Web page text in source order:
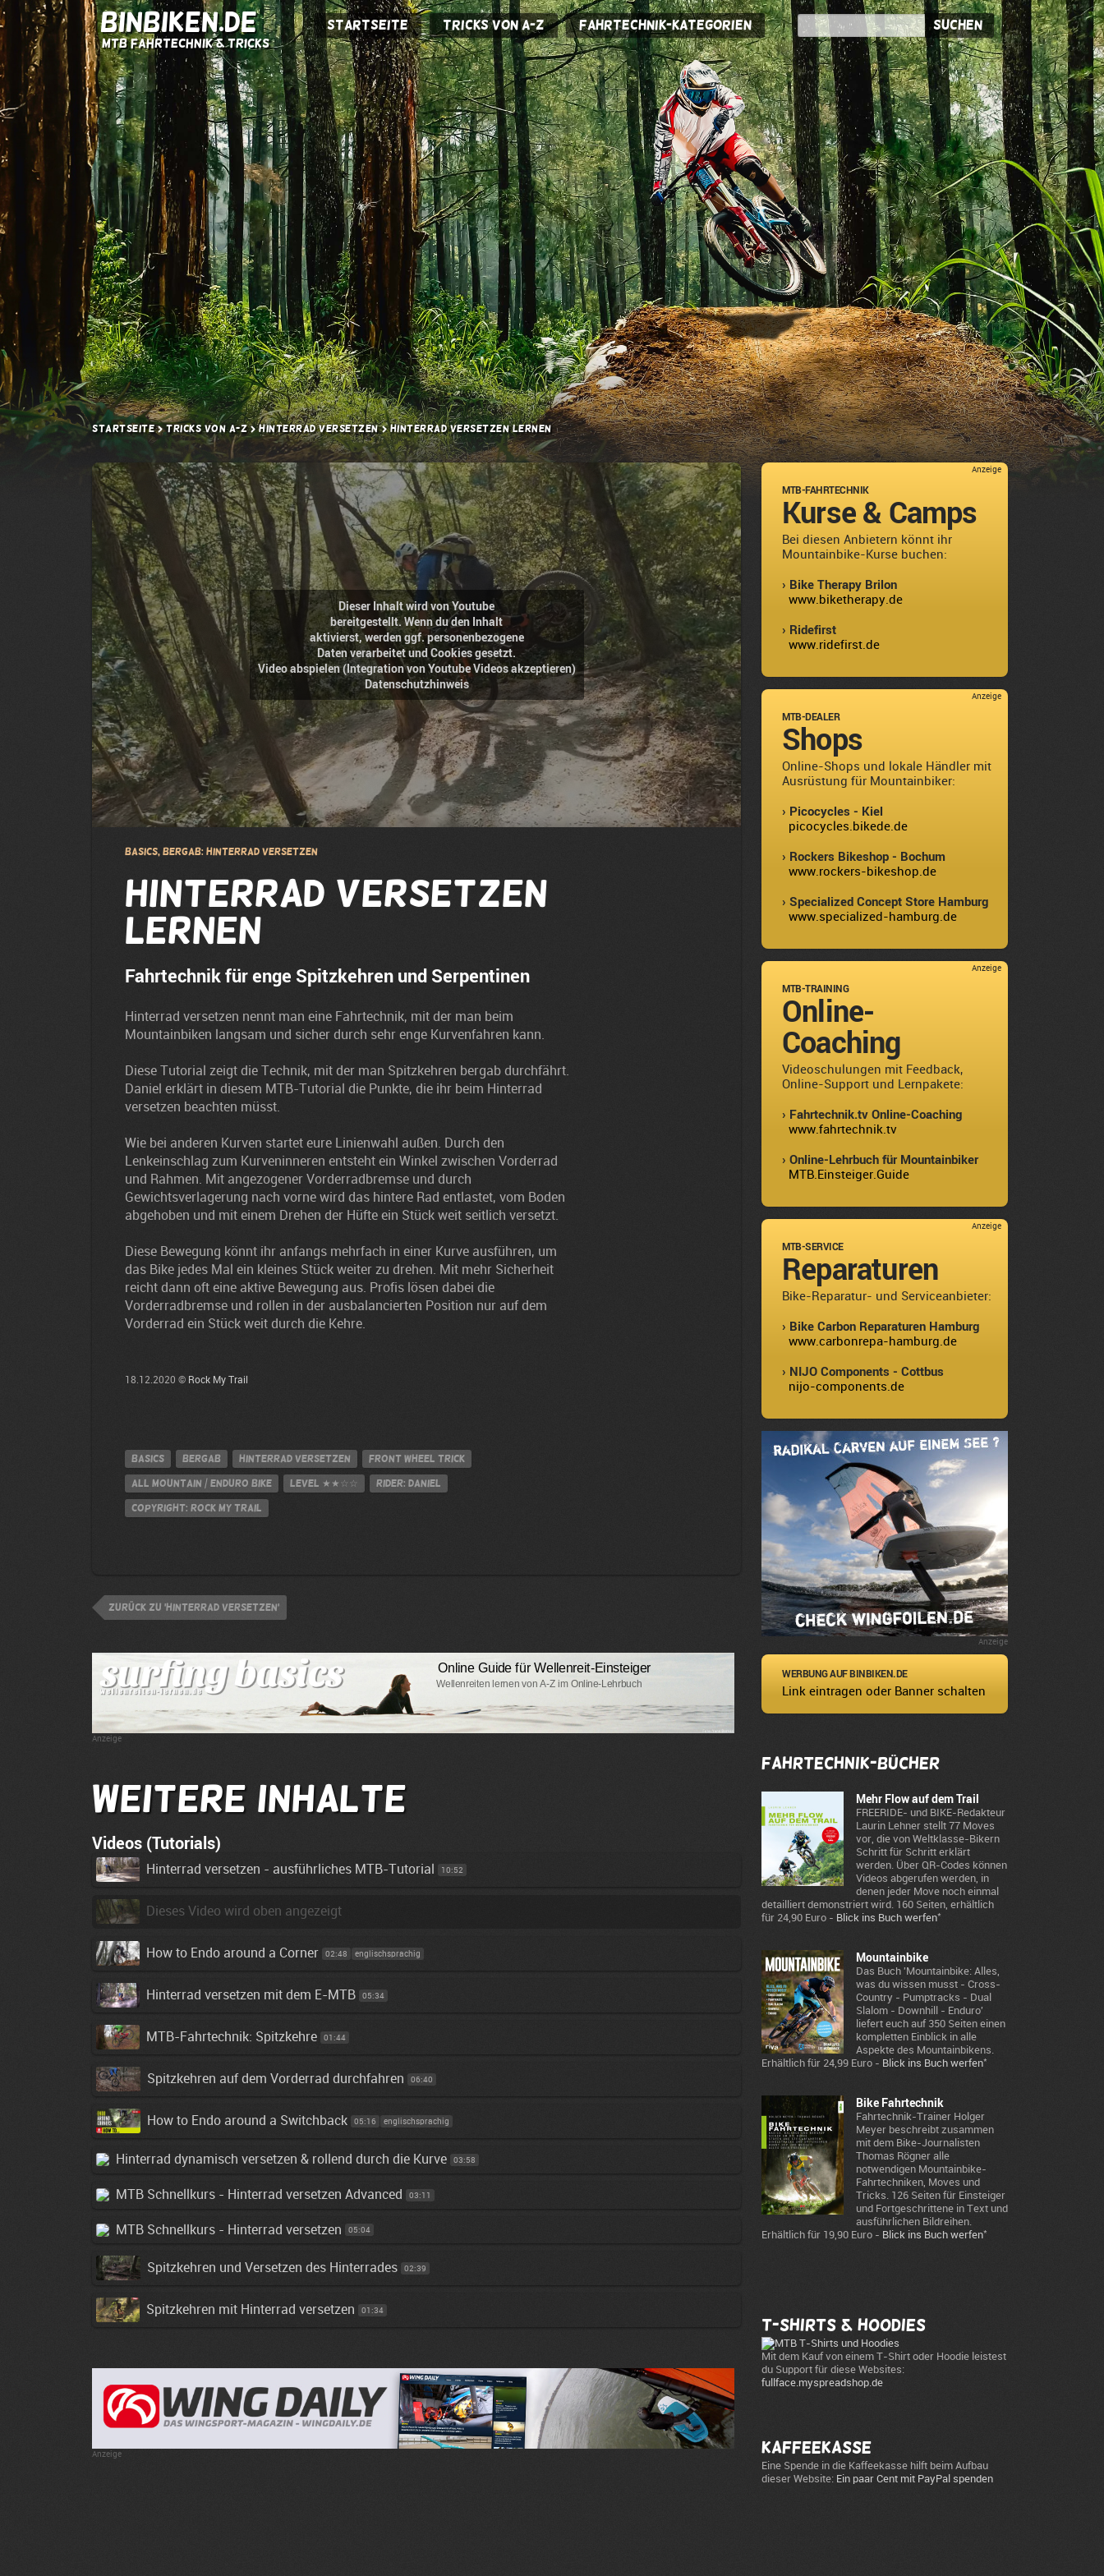
BINBIKEN.DE
MTB Fahrtechnik & Tricks
Startseite Tricks von A-Z Fahrtechnik-Kategorien Suchen
Startseite Tricks von A-Z Hinterrad versetzen Hinterrad versetzen lernen
Dieser Inhalt wird von Youtube
bereitgestellt. Wenn du den Inhalt
aktivierst, werden ggf. personenbezogene
Daten verarbeitet und Cookies gesetzt.
Video abspielen (Integration von Youtube Videos akzeptieren)
Datenschutzhinweis
Basics, Bergab: Hinterrad versetzen
Hinterrad versetzen
lernen
Fahrtechnik für enge Spitzkehren und Serpentinen
Hinterrad versetzen nennt man eine Fahrtechnik, mit der man beim
Mountainbiken langsam und sicher durch sehr enge Kurvenfahren kann.
Diese Tutorial zeigt die Technik, mit der man Spitzkehren bergab durchfährt.
Daniel erklärt in diesem MTB-Tutorial die Punkte, die ihr beim Hinterrad
versetzen beachten müsst.
Wie bei anderen Kurven startet eure Linienwahl außen. Durch den
Lenkeinschlag zum Kurveninneren entsteht ein Winkel zwischen Vorderrad
und Rahmen. Mit angezogener Vorderradbremse und durch
Gewichtsverlagerung nach vorne wird das hintere Rad entlastet, vom Boden
abgehoben und mit einem Drehen der Hüfte ein Stück weit seitlich versetzt.
Diese Bewegung könnt ihr anfangs mehrfach in einer Kurve ausführen, um
das Bike jedes Mal ein kleines Stück weiter zu drehen. Mit mehr Sicherheit
reicht dann oft eine aktive Bewegung aus. Profis lösen dabei die
Vorderradbremse und rollen in der ausbalancierten Position nur auf dem
Vorderrad ein Stück weit durch die Kehre.
18.12.2020 © Rock My Trail
Basics Bergab Hinterrad versetzen front wheel trick
All Mountain / Enduro Bike Level ★★☆☆ Rider: Daniel
Copyright: Rock My Trail
zurück zu 'Hinterrad versetzen'
Anzeige
Weitere Inhalte
Videos (Tutorials)
Hinterrad versetzen - ausführliches MTB-Tutorial 10:52
Dieses Video wird oben angezeigt
How to Endo around a Corner 02:48 englischsprachig
Hinterrad versetzen mit dem E-MTB 05:34
MTB-Fahrtechnik: Spitzkehre 01:44
Spitzkehren auf dem Vorderrad durchfahren 06:40
How to Endo around a Switchback 05:16 englischsprachig
Hinterrad dynamisch versetzen & rollend durch die Kurve 03:58
MTB Schnellkurs - Hinterrad versetzen Advanced 03:11
MTB Schnellkurs - Hinterrad versetzen 05:04
Spitzkehren und Versetzen des Hinterrades 02:39
Spitzkehren mit Hinterrad versetzen 01:34
Anzeige
Anzeige
MTB-FAHRTECHNIK
Kurse & Camps
Bei diesen Anbietern könnt ihr
Mountainbike-Kurse buchen:
› Bike Therapy Brilon
www.biketherapy.de
› Ridefirst
www.ridefirst.de
Anzeige
MTB-DEALER
Shops
Online-Shops und lokale Händler mit
Ausrüstung für Mountainbiker:
› Picocycles - Kiel
picocycles.bikede.de
› Rockers Bikeshop - Bochum
www.rockers-bikeshop.de
› Specialized Concept Store Hamburg
www.specialized-hamburg.de
Anzeige
MTB-TRAINING
Online-
Coaching
Videoschulungen mit Feedback,
Online-Support und Lernpakete:
› Fahrtechnik.tv Online-Coaching
www.fahrtechnik.tv
› Online-Lehrbuch für Mountainbiker
MTB.Einsteiger.Guide
Anzeige
MTB-SERVICE
Reparaturen
Bike-Reparatur- und Serviceanbieter:
› Bike Carbon Reparaturen Hamburg
www.carbonrepa-hamburg.de
› NIJO Components - Cottbus
nijo-components.de
Anzeige
WERBUNG AUF BINBIKEN.DE
Link eintragen oder Banner schalten
Fahrtechnik-Bücher
Mehr Flow auf dem Trail
FREERIDE- und BIKE-Redakteur
Laurin Lehner stellt 77 Moves
vor, die von Weltklasse-Bikern
Schritt für Schritt erklärt
werden. Über QR-Codes können
Videos abgerufen werden, in
denen jeder Move noch einmal
detailliert demonstriert wird. 160 Seiten, erhältlich
für 24,90 Euro - Blick ins Buch werfen*
Mountainbike
Das Buch 'Mountainbike: Alles,
was du wissen musst - Cross-
Country - Pumptracks - Dual
Slalom - Downhill - Enduro'
liefert euch auf 350 Seiten einen
kompletten Einblick in alle
Aspekte des Mountainbikens.
Erhältlich für 24,99 Euro - Blick ins Buch werfen*
Bike Fahrtechnik
Fahrtechnik-Trainer Holger
Meyer beschreibt zusammen
mit dem Bike-Journalisten
Thomas Rögner alle
notwendigen Mountainbike-
Fahrtechniken, Moves und
Tricks. 126 Seiten für Einsteiger
und Fortgeschrittene in Text und
ausführlichen Bildreihen.
Erhältlich für 19,90 Euro - Blick ins Buch werfen*
T-Shirts & Hoodies
Mit dem Kauf von einem T-Shirt oder Hoodie leistest
du Support für diese Websites:
fullface.myspreadshop.de
Kaffeekasse
Eine Spende in die Kaffeekasse hilft beim Aufbau
dieser Website: Ein paar Cent mit PayPal spenden